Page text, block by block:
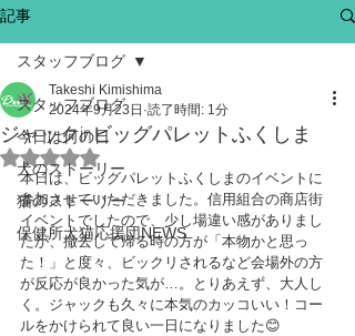
記事
スタッフブログ
今日は何の日
犬のストーリー
猫のストーリー
保健所犬猫応援団NEWS
スタッフブログ
ジャックinビッグパレットふくしま
Takeshi Kimishima
2024年9月23日 読了時間: 1分
5つ星のうちNaNと評価されています。
本日は、ビッグパレットふくしまのイベントに
参加させていただきました。信用組合の商店街
イベントでしたので、少し場違い感がありまし
たが、撤去して帰る時の方が「本物かと思っ
た！」と度々、ビックリされるなど会場外の方
が反応が良かった気が…。とりあえず、大人し
く。ジャックも久々に本気のカッコいい！コー
ルをかけられて良い一日になりました😊